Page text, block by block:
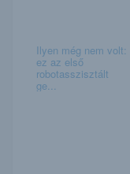
Ilyen még nem volt:
ez az első
robotasszisztált
ge...